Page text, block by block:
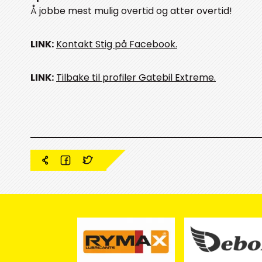
Å jobbe mest mulig overtid og atter overtid!
LINK: Kontakt Stig på Facebook.
LINK: Tilbake til profiler Gatebil Extreme.